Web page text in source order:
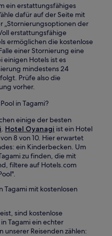
ein erstattungsfähiges
dafür auf der Seite mit
„Stornierungsoptionen der
erstattungsfähige
ermöglichen die kostenlose
einer Stornierung eine
einigen Hotels ist es
mindestens 24
Prüfe also die
vorher.
in Tagami?
einige der besten
. Hotel Oyanagi ist ein Hotel
8 von 10. Hier erwartet
ein Kinderbecken. Um
zu finden, die mit
filtere auf Hotels.com
Tagami mit kostenlosen
sind kostenlose
Tagami ein echter
unserer Reisenden zählen: